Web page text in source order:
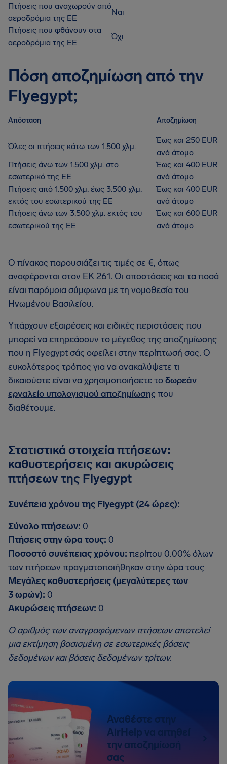
Πτήσεις που αναχωρούν από
αεροδρόμια της ΕΕ
Ναι
Πτήσεις που φθάνουν στα
αεροδρόμια της ΕΕ
Όχι
Πόση αποζημίωση από την
Flyegypt;
Απόσταση Αποζημίωση
Όλες οι πτήσεις κάτω των 1.500 χλμ.
Έως και 250 EUR
ανά άτομο
Πτήσεις άνω των 1.500 χλμ. στο
εσωτερικό της ΕΕ
Έως και 400 EUR
ανά άτομο
Πτήσεις από 1.500 χλμ. έως 3.500 χλμ.
εκτός του εσωτερικού της ΕΕ
Έως και 400 EUR
ανά άτομο
Πτήσεις άνω των 3.500 χλμ. εκτός του
εσωτερικού της ΕΕ
Έως και 600 EUR
ανά άτομο
Ο πίνακας παρουσιάζει τις τιμές σε €, όπως
αναφέρονται στον ΕΚ 261. Οι αποστάσεις και τα ποσά
είναι παρόμοια σύμφωνα με τη νομοθεσία του
Ηνωμένου Βασιλείου.
Υπάρχουν εξαιρέσεις και ειδικές περιστάσεις που
μπορεί να επηρεάσουν το μέγεθος της αποζημίωσης
που η Flyegypt σάς οφείλει στην περίπτωσή σας. Ο
ευκολότερος τρόπος για να ανακαλύψετε τι
δικαιούστε είναι να χρησιμοποιήσετε τοδωρεάν
εργαλείο υπολογισμού αποζημίωσηςπου
διαθέτουμε.
Στατιστικά στοιχεία πτήσεων:
καθυστερήσεις και ακυρώσεις
πτήσεων της Flyegypt
Συνέπεια χρόνου της Flyegypt (24 ώρες):
Σύνολο πτήσεων: 0
Πτήσεις στην ώρα τους: 0
Ποσοστό συνέπειας χρόνου: περίπου 0.00% όλων
των πτήσεων πραγματοποιήθηκαν στην ώρα τους
Μεγάλες καθυστερήσεις (μεγαλύτερες των
3 ωρών): 0
Ακυρώσεις πτήσεων: 0
Ο αριθμός των αναγραφόμενων πτήσεων αποτελεί
μια εκτίμηση βασισμένη σε εσωτερικές βάσεις
δεδομένων και βάσεις δεδομένων τρίτων.
Αναθέστε στην
AirHelp να αιτηθεί
την αποζημίωσή
σας